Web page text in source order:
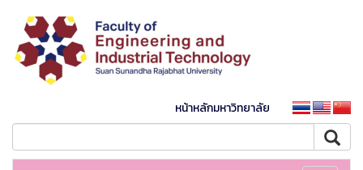
หน้าหลักมหาวิทยาลัย